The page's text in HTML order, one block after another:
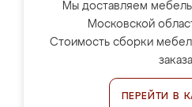
Мы доставляем
Московской
Стоимость сборки
ПЕРЕЙТИ В